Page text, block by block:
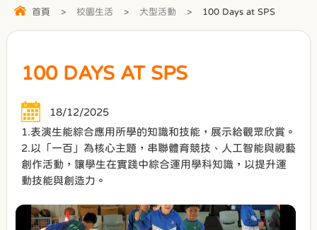
首頁 > 校園生活 > 大型活動 > 100 Days at SPS
100 DAYS AT SPS
18/12/2025
1.表演生能綜合應用所學的知識和技能，展示給觀眾欣賞。
2.以「一百」為核心主題，串聯體育競技、人工智能與視藝
創作活動，讓學生在實踐中綜合運用學科知識，以提升運
動技能與創造力。